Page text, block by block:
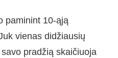
paminint 10-ąją
vienas didžiausių
pradžią skaičiuoja